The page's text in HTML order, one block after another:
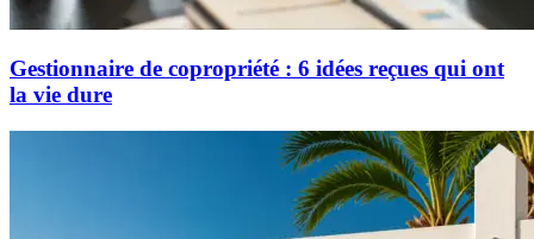
Gestionnaire de copropriété : 6 idées reçues qui ont
la vie dure